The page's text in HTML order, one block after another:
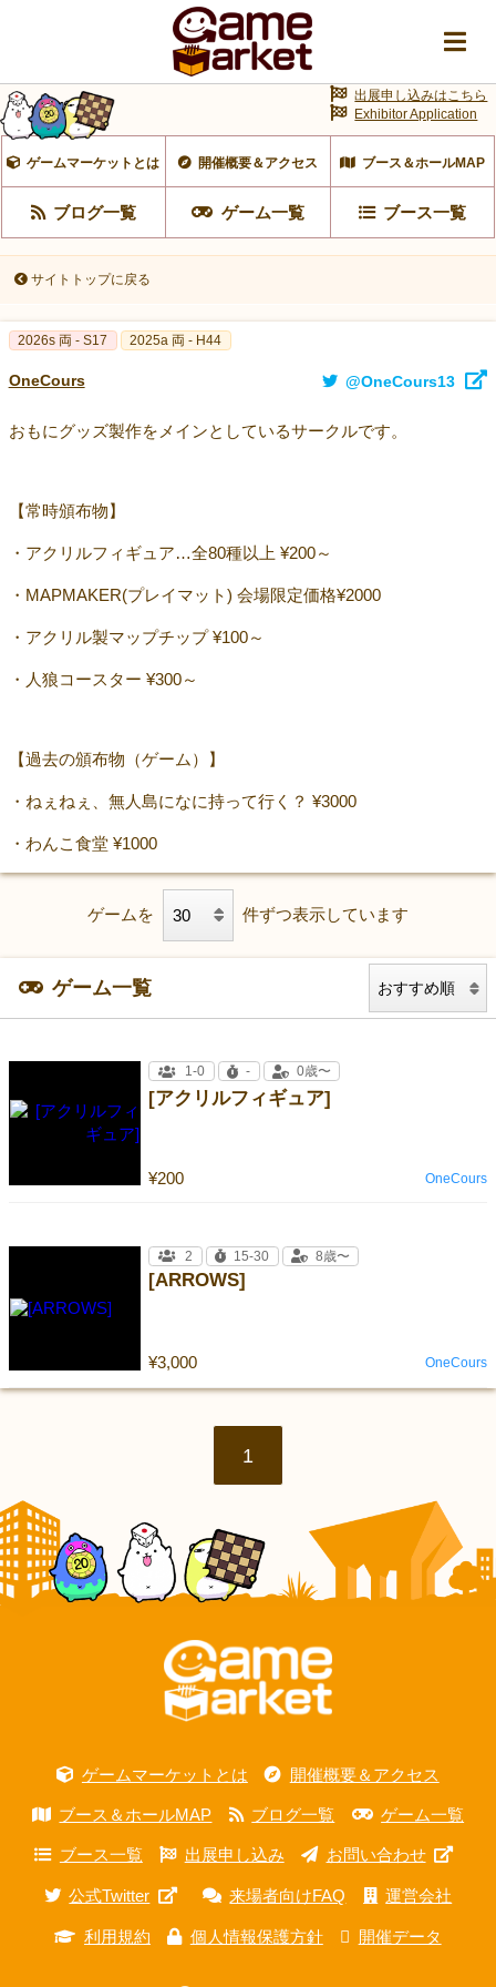
ゲームマーケットとは 開催概要＆アクセス ブース＆ホールMAP
ブログ一覧 ゲーム一覧 ブース一覧
出展申し込みはこちら
Exhibitor Application
サイトトップに戻る
2026s 両 - S17 2025a 両 - H44
OneCours @OneCours13
おもにグッズ製作をメインとしているサークルです。
【常時頒布物】
・アクリルフィギュア…全80種以上 ¥200～
・MAPMAKER(プレイマット) 会場限定価格¥2000
・アクリル製マップチップ ¥100～
・人狼コースター ¥300～
【過去の頒布物（ゲーム）】
・ねぇねぇ、無人島になに持って行く？ ¥3000
・わんこ食堂 ¥1000
ゲームを 件ずつ表示しています
ゲーム一覧
[アクリルフィギュア]
¥200
1-0 - 0歳〜
OneCours
[ARROWS]
¥3,000
2 15-30 8歳〜
OneCours
1
ゲームマーケットとは 開催概要＆アクセス
ブース＆ホールMAP ブログ一覧 ゲーム一覧
ブース一覧 出展申し込み お問い合わせ
公式Twitter 来場者向けFAQ 運営会社
利用規約 個人情報保護方針 開催データ